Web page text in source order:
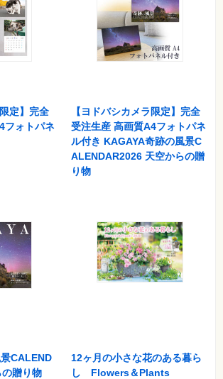
定】完全
フォトパネ
【ヨドバシカメラ限定】完全
受注生産 高画質A4フォトパネ
ル付き KAGAYA奇跡の風景C
ALENDAR2026 天空からの贈
り物
CALEND
贈り物
12ヶ月の小さな花のある暮ら
し Flowers＆Plants